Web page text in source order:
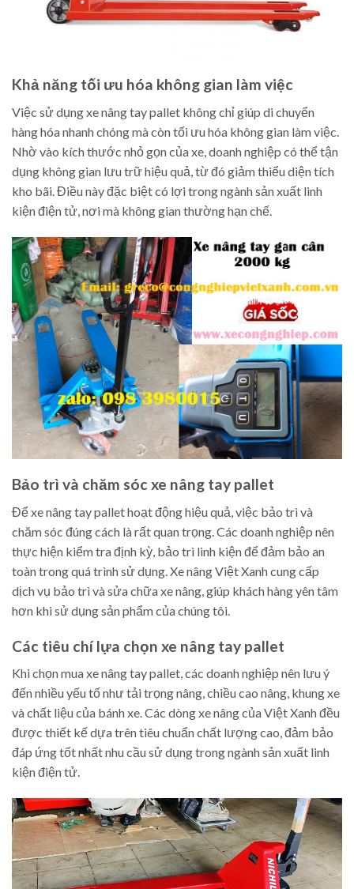
Khả năng tối ưu hóa không gian làm việc
Việc sử dụng xe nâng tay pallet không chỉ giúp di chuyển
hàng hóa nhanh chóng mà còn tối ưu hóa không gian làm việc.
Nhờ vào kích thước nhỏ gọn của xe, doanh nghiệp có thể tận
dụng không gian lưu trữ hiệu quả, từ đó giảm thiểu diện tích
kho bãi. Điều này đặc biệt có lợi trong ngành sản xuất linh
kiện điện tử, nơi mà không gian thường hạn chế.
Bảo trì và chăm sóc xe nâng tay pallet
Để xe nâng tay pallet hoạt động hiệu quả, việc bảo trì và
chăm sóc đúng cách là rất quan trọng. Các doanh nghiệp nên
thực hiện kiểm tra định kỳ, bảo trì linh kiện để đảm bảo an
toàn trong quá trình sử dụng. Xe nâng Việt Xanh cung cấp
dịch vụ bảo trì và sửa chữa xe nâng, giúp khách hàng yên tâm
hơn khi sử dụng sản phẩm của chúng tôi.
Các tiêu chí lựa chọn xe nâng tay pallet
Khi chọn mua xe nâng tay pallet, các doanh nghiệp nên lưu ý
đến nhiều yếu tố như tải trọng nâng, chiều cao nâng, khung xe
và chất liệu của bánh xe. Các dòng xe nâng của Việt Xanh đều
được thiết kế dựa trên tiêu chuẩn chất lượng cao, đảm bảo
đáp ứng tốt nhất nhu cầu sử dụng trong ngành sản xuất linh
kiện điện tử.